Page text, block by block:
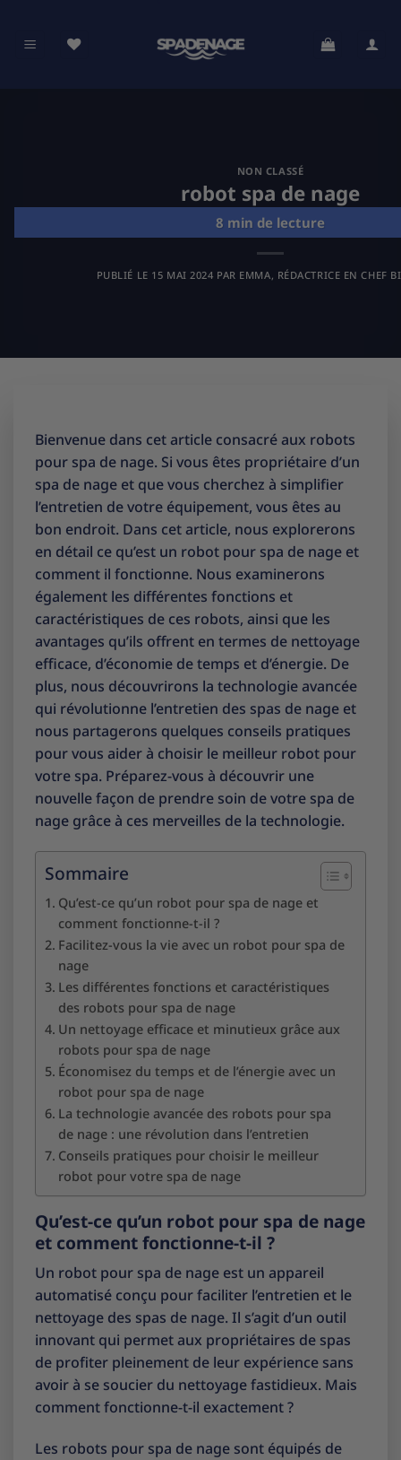
contenu
NON CLASSÉ
robot spa de nage
PUBLIÉ LE 15 MAI 2024 PAR EMMA, RÉDACTRICE EN CHEF
Bienvenue dans cet article consacré aux robots
pour spa de nage. Si vous êtes propriétaire d’un
spa de nage et que vous cherchez à simplifier
l’entretien de votre équipement, vous êtes au
bon endroit. Dans cet article, nous explorerons
en détail ce qu’est un robot pour spa de nage et
comment il fonctionne. Nous examinerons
également les différentes fonctions et
caractéristiques de ces robots, ainsi que les
avantages qu’ils offrent en termes de nettoyage
efficace, d’économie de temps et d’énergie. De
plus, nous découvrirons la technologie avancée
qui révolutionne l’entretien des spas de nage et
nous partagerons quelques conseils pratiques
pour vous aider à choisir le meilleur robot pour
votre spa. Préparez-vous à découvrir une
nouvelle façon de prendre soin de votre spa de
nage grâce à ces merveilles de la technologie.
Sommaire
Qu’est-ce qu’un robot pour spa de nage et
comment fonctionne-t-il ?
Facilitez-vous la vie avec un robot pour spa de
nage
Les différentes fonctions et caractéristiques
des robots pour spa de nage
Un nettoyage efficace et minutieux grâce aux
robots pour spa de nage
Économisez du temps et de l’énergie avec un
robot pour spa de nage
La technologie avancée des robots pour spa
de nage : une révolution dans l’entretien
Conseils pratiques pour choisir le meilleur
robot pour votre spa de nage
Qu’est-ce qu’un robot pour spa de nage
et comment fonctionne-t-il ?
Un robot pour spa de nage est un appareil
automatisé conçu pour faciliter l’entretien et le
nettoyage des spas de nage. Il s’agit d’un outil
innovant qui permet aux propriétaires de spas
de profiter pleinement de leur expérience sans
avoir à se soucier du nettoyage fastidieux. Mais
comment fonctionne-t-il exactement ?
Les robots pour spa de nage sont équipés de